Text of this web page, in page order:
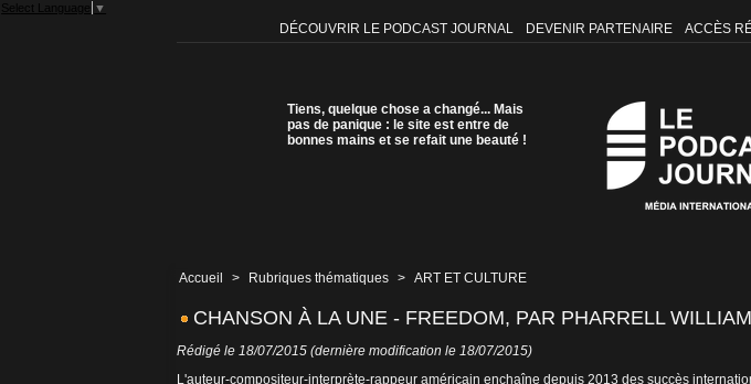
Select Language ▼
DÉCOUVRIR LE PODCAST JOURNAL DEVENIR PARTENAIRE ACCÈS
Tiens, quelque chose a changé... Mais
pas de panique : le site est entre de
bonnes mains et se refait une beauté !
Accueil > Rubriques thématiques > ART ET CULTURE
CHANSON À LA UNE - FREEDOM, PAR PHARRELL
Rédigé le 18/07/2015 (dernière modification le 18/07/2015)
L'auteur-compositeur-interprète-rappeur américain enchaîne depuis 2013 des succès